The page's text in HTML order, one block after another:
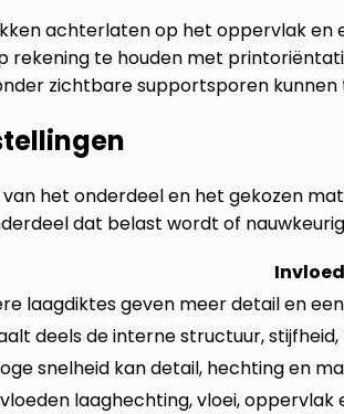
achterlaten op het oppervlak en
rekening te houden met
zichtbare supportsporen kunnen
het onderdeel en het gekozen
dat belast wordt of
laagdiktes geven meer detail en
deels de interne structuur,
snelheid kan detail, hechting en
laaghechting, vloei,